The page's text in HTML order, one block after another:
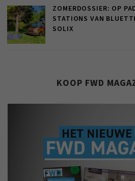
ZOMERDOSSIER: OP
STATIONS VAN
SOLIX
KOOP FWD